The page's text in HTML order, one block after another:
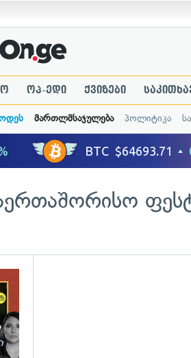
ოპ-ედი ქვიზები
მართლმსაჯულება პოლიტიკა